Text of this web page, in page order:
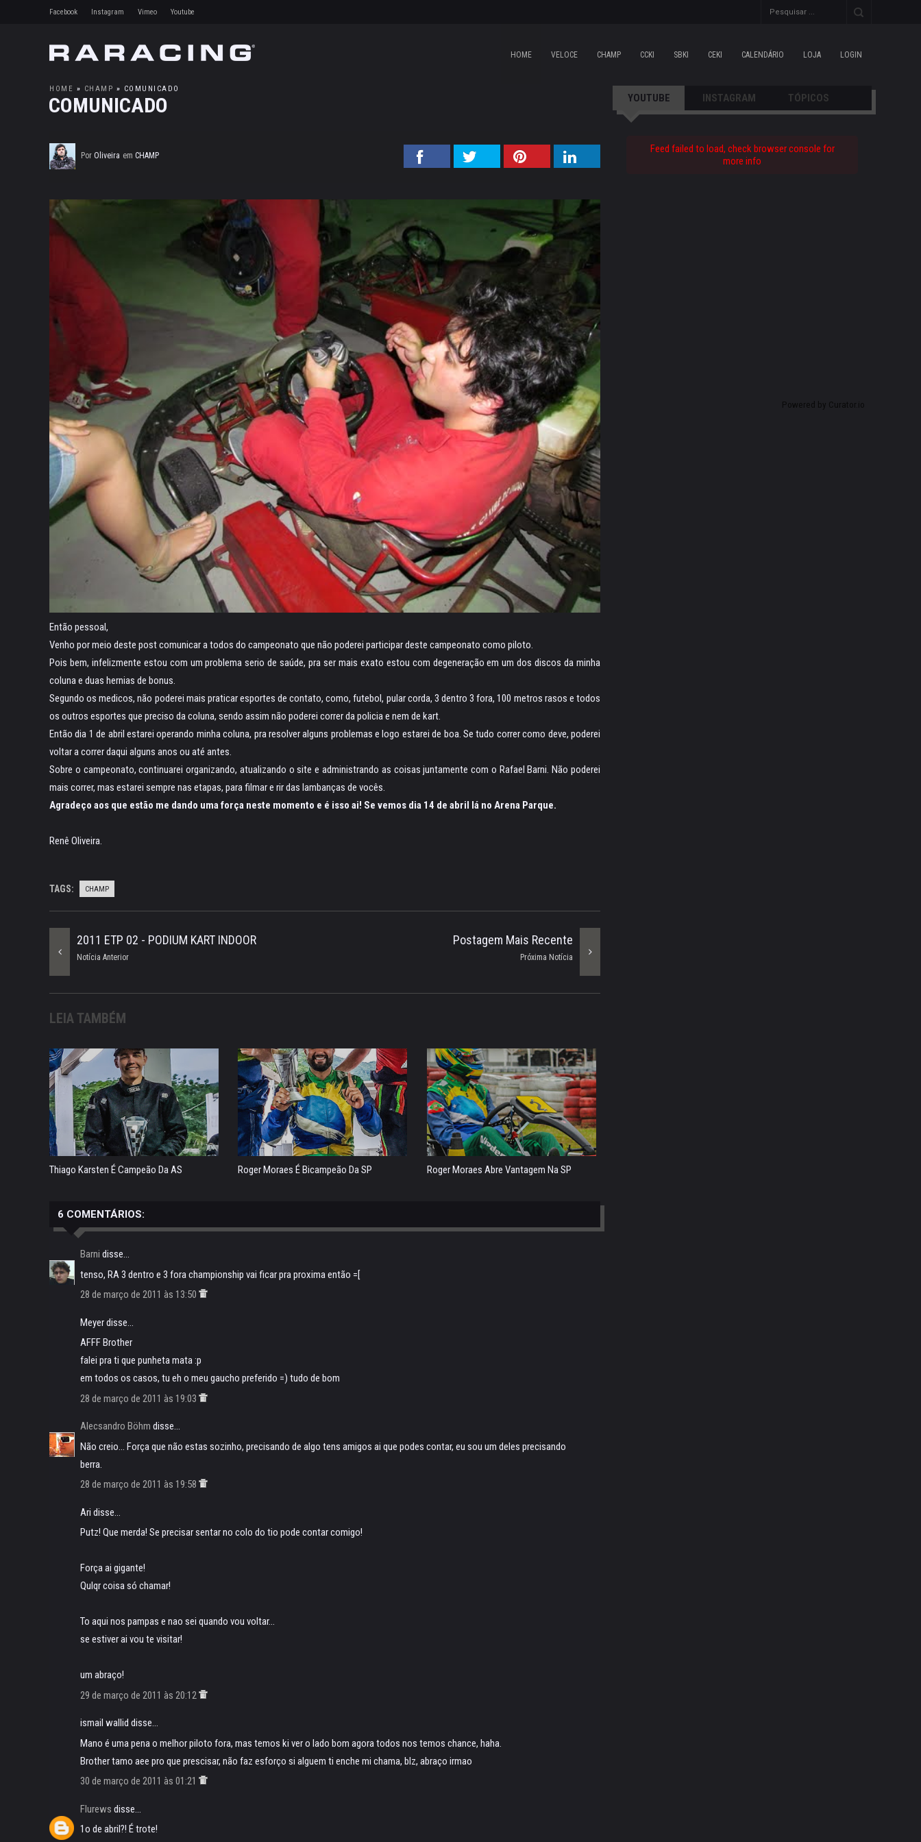
Facebook Instagram Vimeo Youtube
HOME VELOCE CHAMP CCKI SBKI CEKI CALENDÁRIO LOJA LOGIN
HOME » CHAMP » COMUNICADO
COMUNICADO
Por Oliveira em CHAMP
Então pessoal,
Venho por meio deste post comunicar a todos do campeonato que não poderei participar deste campeonato como piloto.
Pois bem, infelizmente estou com um problema serio de saúde, pra ser mais exato estou com degeneração em um dos discos da minha
coluna e duas hernias de bonus.
Segundo os medicos, não poderei mais praticar esportes de contato, como, futebol, pular corda, 3 dentro 3 fora, 100 metros rasos e todos
os outros esportes que preciso da coluna, sendo assim não poderei correr da policia e nem de kart.
Então dia 1 de abril estarei operando minha coluna, pra resolver alguns problemas e logo estarei de boa. Se tudo correr como deve, poderei
voltar a correr daqui alguns anos ou até antes.
Sobre o campeonato, continuarei organizando, atualizando o site e administrando as coisas juntamente com o Rafael Barni. Não poderei
mais correr, mas estarei sempre nas etapas, para filmar e rir das lambanças de vocês.
Agradeço aos que estão me dando uma força neste momento e é isso ai! Se vemos dia 14 de abril lá no Arena Parque.
Renê Oliveira.
TAGS: CHAMP
Postagem Mais Recente
Próxima Notícia
2011 ETP 02 - PODIUM KART INDOOR
Notícia Anterior
LEIA TAMBÉM
Thiago Karsten É Campeão Da AS Roger Moraes É Bicampeão Da SP Roger Moraes Abre Vantagem Na SP
6 COMENTÁRIOS:
Barni disse...
tenso, RA 3 dentro e 3 fora championship vai ficar pra proxima então =[
28 de março de 2011 às 13:50
Meyer disse...
AFFF Brother
falei pra ti que punheta mata :p
em todos os casos, tu eh o meu gaucho preferido =) tudo de bom
28 de março de 2011 às 19:03
Alecsandro Böhm disse...
Não creio... Força que não estas sozinho, precisando de algo tens amigos ai que podes contar, eu sou um deles precisando
berra.
28 de março de 2011 às 19:58
Ari disse...
Putz! Que merda! Se precisar sentar no colo do tio pode contar comigo!
Força ai gigante!
Qulqr coisa só chamar!
To aqui nos pampas e nao sei quando vou voltar...
se estiver ai vou te visitar!
um abraço!
29 de março de 2011 às 20:12
ismail wallid disse...
Mano é uma pena o melhor piloto fora, mas temos ki ver o lado bom agora todos nos temos chance, haha.
Brother tamo aee pro que prescisar, não faz esforço si alguem ti enche mi chama, blz, abraço irmao
30 de março de 2011 às 01:21
Flurews disse...
1o de abril?! É trote!
YOUTUBE INSTAGRAM TÓPICOS
Feed failed to load, check browser console for
more info
Powered by Curator.io